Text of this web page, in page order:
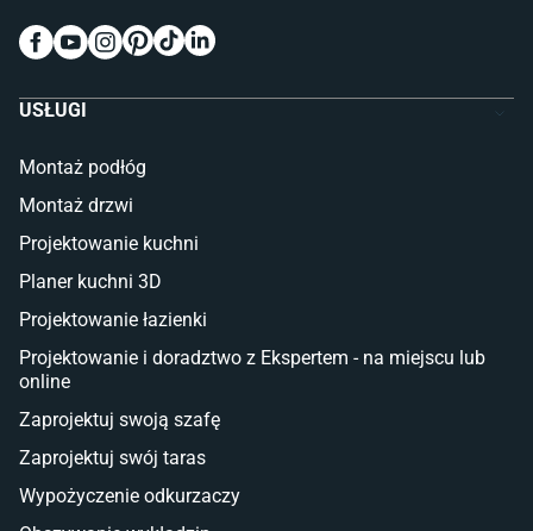
Meble do pokoju dziecięcego
Komody dla dzieci
Łóżka dla dziecka (młodzieżowe)
Taras i balkon
Sztuczna trawa miękka
Koce i pledy
Płytki na balkon
Lampy stojące LED
Płytki
Płytki Cersanit
Płytki wielkoformatowe
USŁUGI
Montaż podłóg
Montaż drzwi
Projektowanie kuchni
Planer kuchni 3D
Projektowanie łazienki
Projektowanie i doradztwo z Ekspertem - na miejscu lub
online
Zaprojektuj swoją szafę
Zaprojektuj swój taras
Wypożyczenie odkurzaczy